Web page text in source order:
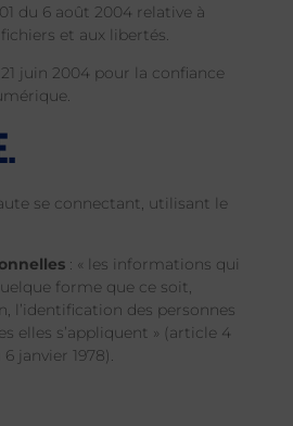
du 6 août 2004 relative à
et aux libertés.
juin 2004 pour la confiance
se connectant, utilisant le
: « les informations qui
forme que ce soit,
l’identification des personnes
elles s’appliquent » (article 4
janvier 1978).